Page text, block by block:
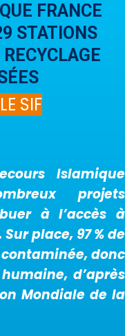
FRANCE
STATIONS
SIF
Islamique
projets
à l’accès à
place, 97 % de
donc
d’après
Mondiale de la